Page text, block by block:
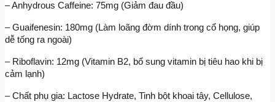
– Anhydrous Caffeine: 75mg (Giảm đau đầu)
– Guaifenesin: 180mg (Làm loãng đờm dính trong cổ họng, giúp
dễ tống ra ngoài)
– Riboflavin: 12mg (Vitamin B2, bổ sung vitamin bị tiêu hao khi bị
cảm lạnh)
– Chất phụ gia: Lactose Hydrate, Tinh bột khoai tây, Cellulose,